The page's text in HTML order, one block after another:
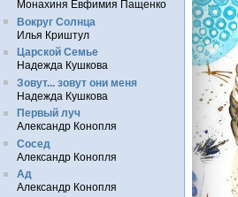
Монахиня Евфимия Пащенко
Вокруг Солнца
Илья Криштул
Царской Семье
Надежда Кушкова
Зовут... зовут они меня
Надежда Кушкова
Первый луч
Александр Конопля
Сосед
Александр Конопля
Ад
Александр Конопля